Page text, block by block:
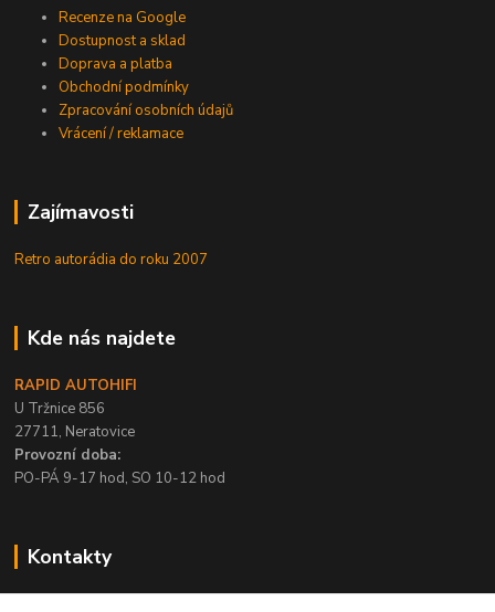
Recenze na Google
Dostupnost a sklad
Doprava a platba
Obchodní podmínky
Zpracování osobních údajů
Vrácení / reklamace
Zajímavosti
Retro autorádia do roku 2007
Kde nás najdete
RAPID AUTOHIFI
U Tržnice 856
27711, Neratovice
Provozní doba:
PO-PÁ 9-17 hod, SO 10-12 hod
Kontakty